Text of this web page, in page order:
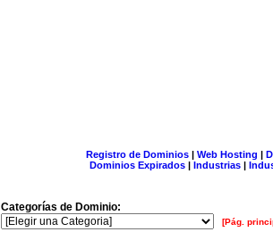
Registro de Dominios| Web Hosting |
Dominios Expirados | Industrias |
Categorías de Dominio:
[Pág.